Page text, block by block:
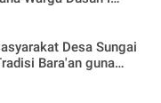
Royong Perbaiki
Desa Sungai
Bara'an guna